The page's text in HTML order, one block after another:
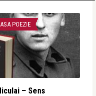
POEZIE
– Sens